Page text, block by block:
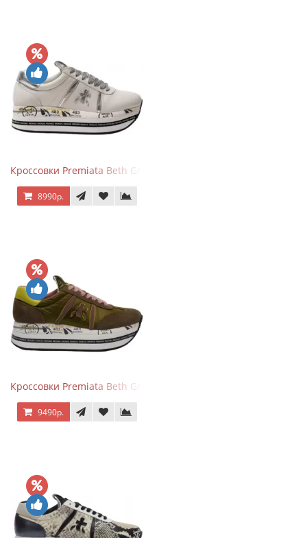
Кроссовки Premiata Beth Grey Silver
8990р.
Кроссовки Premiata Beth Green Pink
9490р.